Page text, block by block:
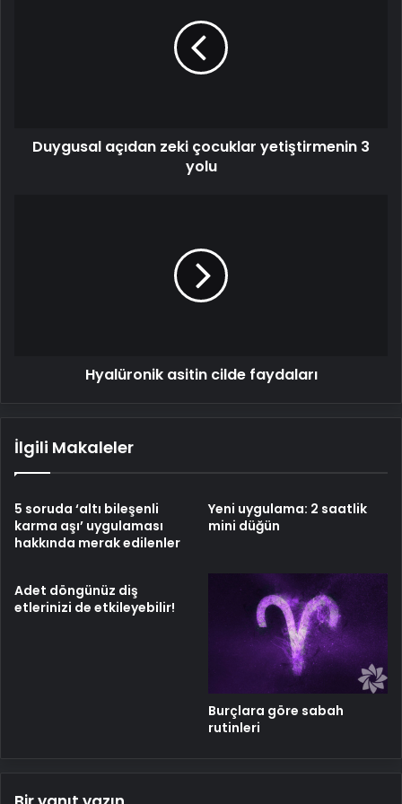
Duygusal açıdan zeki çocuklar yetiştirmenin 3
yolu
Hyalüronik asitin cilde faydaları
İlgili Makaleler
5 soruda ‘altı bileşenli
karma aşı’ uygulaması
hakkında merak edilenler
Yeni uygulama: 2 saatlik
mini düğün
Adet döngünüz diş
etlerinizi de etkileyebilir!
Burçlara göre sabah
rutinleri